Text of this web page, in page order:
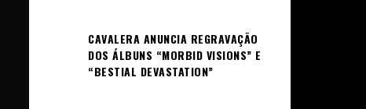
CAVALERA ANUNCIA REGRAVAÇÃO
DOS ÁLBUNS “MORBID VISIONS” E
“BESTIAL DEVASTATION”